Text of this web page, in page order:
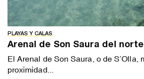
PLAYAS Y CALAS
Arenal de Son Saura del norte
El Arenal de Son Saura, o de S’Olla,
proximidad...